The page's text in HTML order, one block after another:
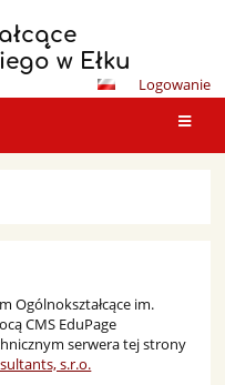
w Ełku
Logowanie
Ogólnokształcące im.
CMS EduPage
serwera tej strony
s.r.o.